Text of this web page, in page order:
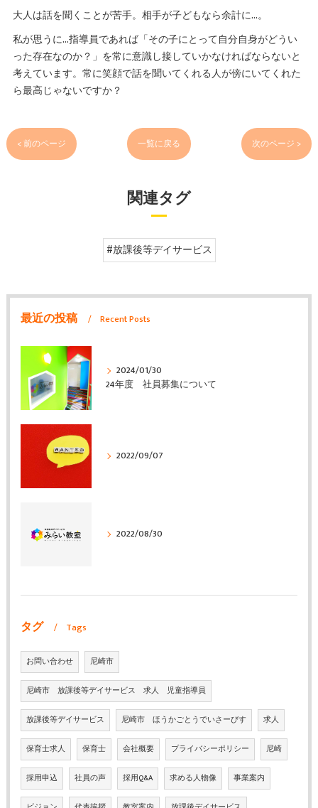
大人は話を聞くことが苦手。相手が子どもなら余計に…。
私が思うに…指導員であれば「その子にとって自分自身がどうい
った存在なのか？」を常に意識し接していかなければならないと
考えています。常に笑顔で話を聞いてくれる人が傍にいてくれた
ら最高じゃないですか？
< 前のページ 一覧に戻る 次のページ >
関連タグ
#放課後等デイサービス
最近の投稿 Recent Posts
2024/01/30
24年度 社員募集について
2022/09/07
2022/08/30
タグ Tags
お問い合わせ 尼崎市
尼崎市 放課後等デイサービス 求人 児童指導員
放課後等デイサービス 尼崎市 ほうかごとうでいさーびす 求人
保育士求人 保育士 会社概要 プライバシーポリシー 尼崎
採用申込 社員の声 採用Q&A 求める人物像 事業案内